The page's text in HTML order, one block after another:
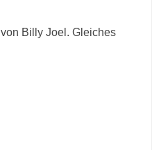
von Billy Joel. Gleiches